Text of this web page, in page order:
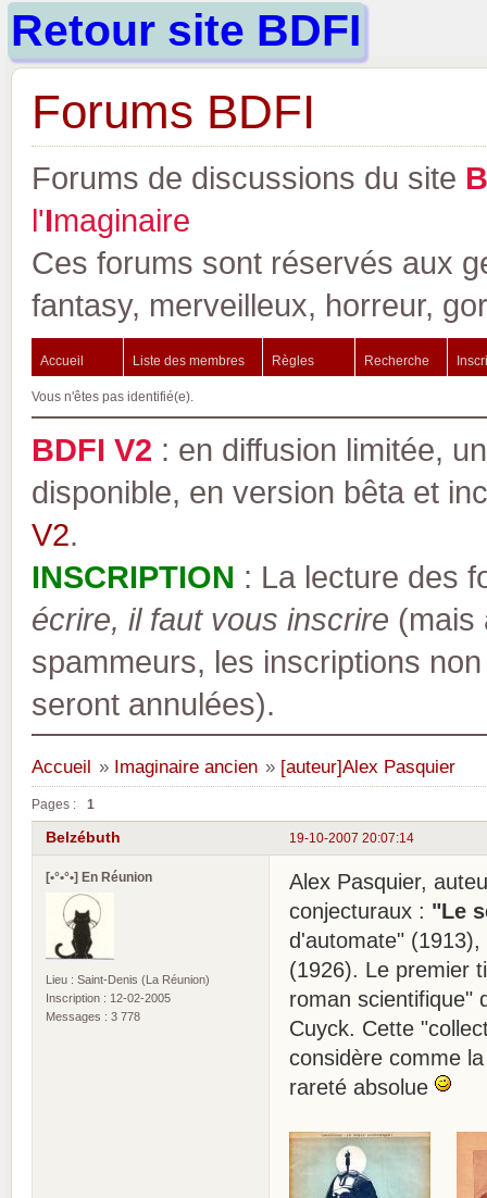
Retour site BDFI
Forums BDFI
Forums de discussions du site B
l'Imaginaire
Ces forums sont réservés aux
fantasy, merveilleux, horreur,
Accueil Liste des membres Règles Recherche
Vous n'êtes pas identifié(e).
BDFI V2 : en diffusion limitée,
disponible, en version bêta et
V2.
INSCRIPTION : La lecture des
écrire, il faut vous inscrire (mais
spammeurs, les inscriptions
seront annulées).
Accueil » Imaginaire ancien » [auteur]Alex Pasquier
Pages : 1
19-10-2007 20:07:14
Belzébuth
[•°•°•] En Réunion
Lieu : Saint-Denis (La Réunion)
Inscription : 12-02-2005
Messages : 3 778
Alex Pasquier,
conjecturaux : "Le
d'automate"
(1926). Le premier
roman scientifique"
Cuyck. Cette
considère comme
rareté absolue